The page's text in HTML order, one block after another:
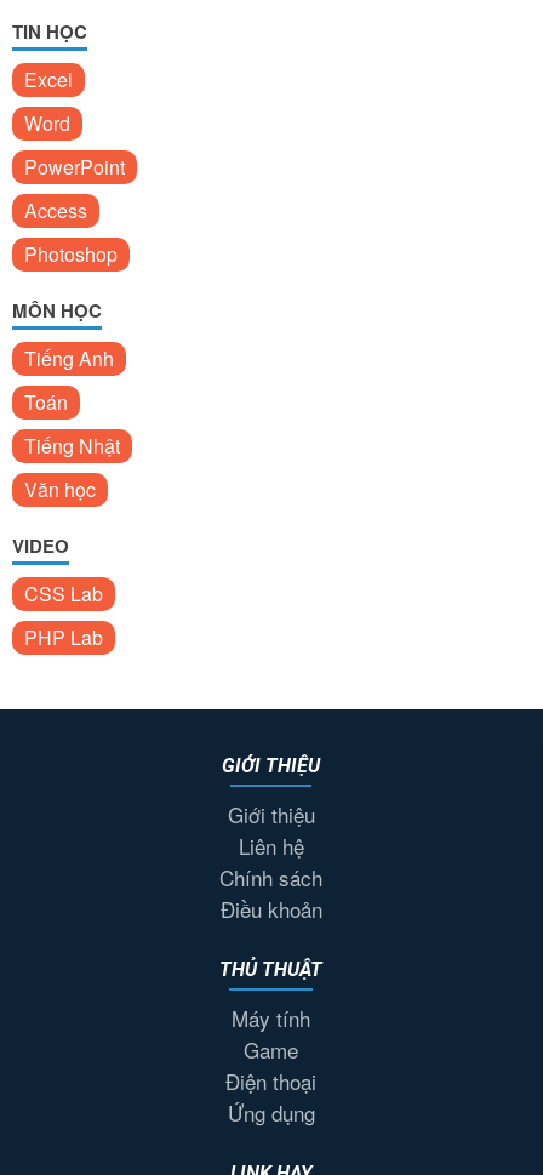
TIN HỌC
Excel
Word
PowerPoint
Access
Photoshop
MÔN HỌC
Tiếng Anh
Toán
Tiếng Nhật
Văn học
VIDEO
CSS Lab
PHP Lab
GIỚI THIỆU
Giới thiệu
Liên hệ
Chính sách
Điều khoản
THỦ THUẬT
Máy tính
Game
Điện thoại
Ứng dụng